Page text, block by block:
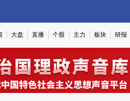
大盘 直播 个股 主力 板块 研报